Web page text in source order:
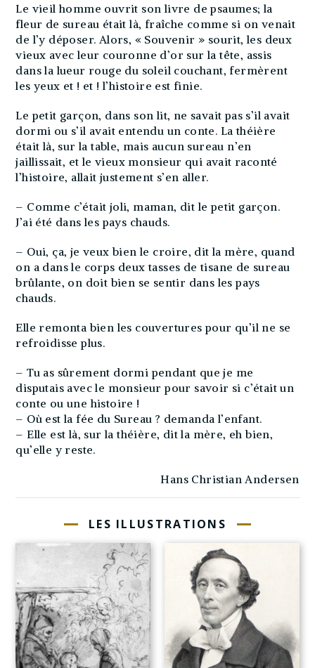
Le vieil homme ouvrit son livre de psaumes; la
fleur de sureau était là, fraîche comme si on venait
de l’y déposer. Alors, « Souvenir » sourit, les deux
vieux avec leur couronne d’or sur la tête, assis
dans la lueur rouge du soleil couchant, fermèrent
les yeux et ! et ! l’histoire est finie.
Le petit garçon, dans son lit, ne savait pas s’il avait
dormi ou s’il avait entendu un conte. La théière
était là, sur la table, mais aucun sureau n’en
jaillissait, et le vieux monsieur qui avait raconté
l’histoire, allait justement s’en aller.
– Comme c’était joli, maman, dit le petit garçon.
J’ai été dans les pays chauds.
– Oui, ça, je veux bien le croire, dit la mère, quand
on a dans le corps deux tasses de tisane de sureau
brûlante, on doit bien se sentir dans les pays
chauds.
Elle remonta bien les couvertures pour qu’il ne se
refroidisse plus.
– Tu as sûrement dormi pendant que je me
disputais avec le monsieur pour savoir si c’était un
conte ou une histoire !
– Où est la fée du Sureau ? demanda l’enfant.
– Elle est là, sur la théière, dit la mère, eh bien,
qu’elle y reste.
Hans Christian Andersen
LES ILLUSTRATIONS